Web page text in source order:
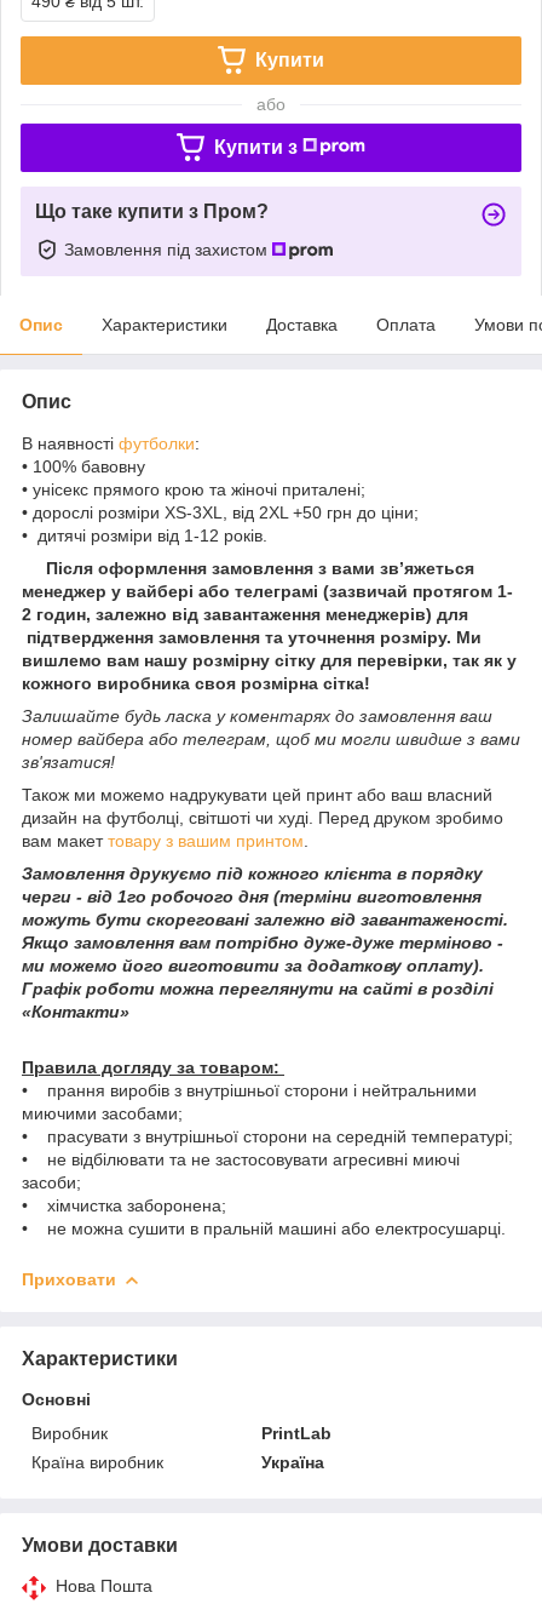
Купити
або
Купити з
Що таке купити з Пром?
Замовлення під захистом
Опис Характеристики Доставка Оплата Умови
Опис
В наявності футболки:
• 100% бавовну
• унісекс прямого крою та жіночі приталені;
• дорослі розміри XS-3XL, від 2XL +50 грн до ціни;
• дитячі розміри від 1-12 років.
Після оформлення замовлення з вами зв’яжеться
менеджер у вайбері або телеграмі (зазвичай протягом 1-
2 годин, залежно від завантаження менеджерів) для
підтвердження замовлення та уточнення розміру. Ми
вишлемо вам нашу розмірну сітку для перевірки, так як у
кожного виробника своя розмірна сітка!
Залишайте будь ласка у коментарях до замовлення ваш
номер вайбера або телеграм, щоб ми могли швидше з вами
зв'язатися!
Також ми можемо надрукувати цей принт або ваш власний
дизайн на футболці, світшоті чи худі. Перед друком зробимо
вам макеттовару з вашим принтом
Замовлення друкуємо під кожного клієнта в порядку
черги - від 1го робочого дня (терміни виготовлення
можуть бути скореговані залежно від завантаженості.
Якщо замовлення вам потрібно дуже-дуже терміново -
ми можемо його виготовити за додаткову оплату).
Графік роботи можна переглянути на сайті в розділі
«Контакти»
Правила догляду за товаром:
• прання виробів з внутрішньої сторони і нейтральними
миючими засобами;
• прасувати з внутрішньої сторони на середній температурі;
• не відбілювати та не застосовувати агресивні миючі
засоби;
• хімчистка заборонена;
• не можна сушити в пральній машині або електросушарці.
Приховати
Характеристики
Основні
Виробник
PrintLab
Країна виробник
Україна
Умови доставки
Нова Пошта